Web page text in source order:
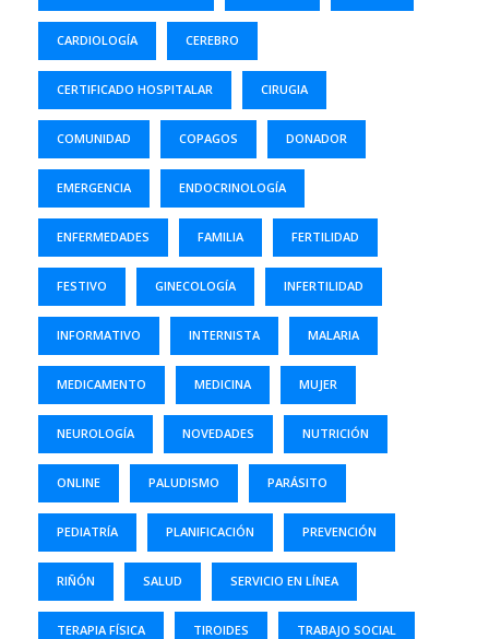
CARDIOLOGÍA CEREBRO
CERTIFICADO HOSPITALAR CIRUGIA
COMUNIDAD COPAGOS DONADOR
EMERGENCIA ENDOCRINOLOGÍA
ENFERMEDADES FAMILIA FERTILIDAD
FESTIVO GINECOLOGÍA INFERTILIDAD
INFORMATIVO INTERNISTA MALARIA
MEDICAMENTO MEDICINA MUJER
NEUROLOGÍA NOVEDADES NUTRICIÓN
ONLINE PALUDISMO PARÁSITO
PEDIATRÍA PLANIFICACIÓN PREVENCIÓN
RIÑÓN SALUD SERVICIO EN LÍNEA
TERAPIA FÍSICA TIROIDES TRABAJO SOCIAL